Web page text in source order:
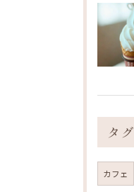
タグ
カフェ